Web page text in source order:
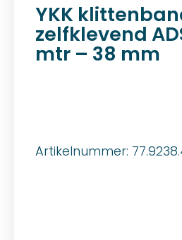
YKK
zelfklevend
mtr – 38 mm
Artikelnummer: